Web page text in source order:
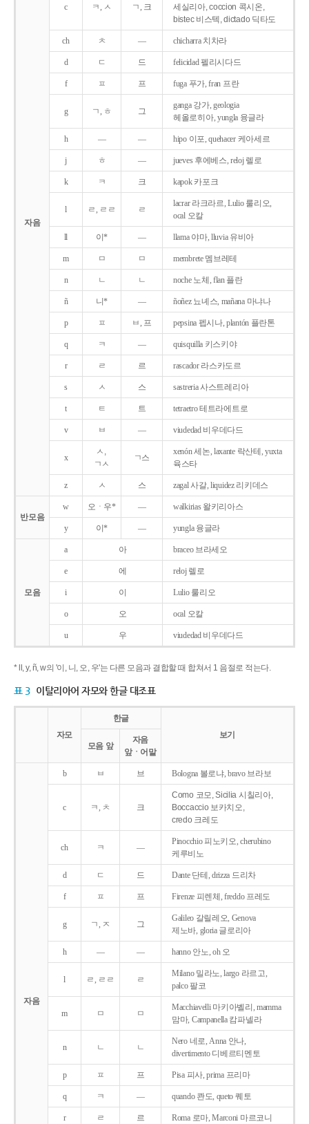
자음
c ㅋ, ㅅ ㄱ, 크
세실리아, coccion 콕시온,
bistec 비스텍, dictado 딕타도
ch ㅊ ― chicharra 치차라
d ㄷ 드 felicidad 펠리시다드
f ㅍ 프 fuga 푸가, fran 프란
g ㄱ, ㅎ 그
ganga 강가, geologia
헤올로히아, yungla 융글라
h ― ― hipo 이포, quehacer 케아세르
j ㅎ ― jueves 후에베스, reloj 렐로
k ㅋ 크 kapok 카포크
l ㄹ, ㄹㄹ ㄹ
lacrar 라크라르, Lulio 룰리오,
ocal 오칼
ll 이* ― llama 야마, lluvia 유비아
m ㅁ ㅁ membrete 멤브레테
n ㄴ ㄴ noche 노체, flan 플란
ñ 니* ― ñoñez 뇨녜스, mañana 마냐나
p ㅍ ㅂ, 프 pepsina 펩시나, plantón 플란톤
q ㅋ ― quisquilla 키스키야
r ㄹ 르 rascador 라스카도르
s ㅅ 스 sastreria 사스트레리아
t ㅌ 트 tetraetro 테트라에트로
v ㅂ ― viudedad 비우데다드
x
ㅅ,
ㄱㅅ
ㄱ스
xenón 세논, laxante 락산테, yuxta
육스타
z ㅅ 스 zagal 사갈, liquidez 리키데스
반모음
w 오ㆍ우* ― walkirias 왈키리아스
y 이* ― yungla 융글라
모음
a 아 braceo 브라세오
e 에 reloj 렐로
i 이 Lulio 룰리오
o 오 ocal 오칼
u 우 viudedad 비우데다드
* ll, y, ñ, w의 '이, 니, 오, 우'는 다른 모음과 결합할 때 합쳐서 1 음절로 적는다.
표 3 이탈리아어 자모와 한글 대조표
자모
한글
보기
모음 앞
자음
앞ㆍ어말
자음
b ㅂ 브 Bologna 볼로냐, bravo 브라보
c ㅋ, ㅊ 크
Como 코모, Sicilia 시칠리아,
Boccaccio 보카치오,
credo 크레도
ch ㅋ ―
Pinocchio 피노키오, cherubino
케루비노
d ㄷ 드 Dante 단테, drizza 드리차
f ㅍ 프 Firenze 피렌체, freddo 프레도
g ㄱ, ㅈ 그
Galileo 갈릴레오, Genova
제노바, gloria 글로리아
h ― ― hanno 안노, oh 오
l ㄹ, ㄹㄹ ㄹ
Milano 밀라노, largo 라르고,
palco 팔코
m ㅁ ㅁ
Macchiavelli 마키아벨리, mamma
맘마, Campanella 캄파넬라
n ㄴ ㄴ
Nero 네로, Anna 안나,
divertimento 디베르티멘토
p ㅍ 프 Pisa 피사, prima 프리마
q ㅋ ― quando 콴도, queto 퀘토
r ㄹ 르 Roma 로마, Marconi 마르코니